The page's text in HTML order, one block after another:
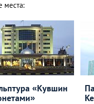
места:
«Кувшин